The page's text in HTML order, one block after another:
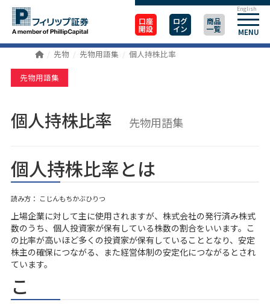
口座
開設
ログ
イン
商品
一覧 MENU
English
先物 先物用語集 個人持株比率
先物用語集
個人持株比率 先物用語集
個人持株比率とは
読み方： こじんもちかぶひりつ
上場企業に対して主に使用されますが、株式会社の発行済み株式
数のうち、個人投資家が保有している株数の割合をいいます。こ
の比率が高いほど多くの投資家が保有していることとなり、安定
株主の確保につながる、また経営体制の安定化につながるとされ
ています。
こ